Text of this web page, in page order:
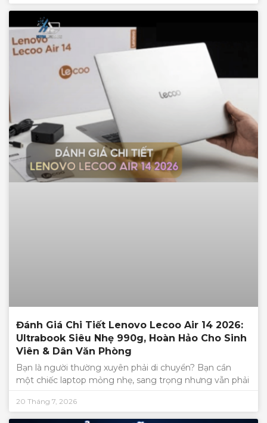
Đánh Giá Chi Tiết Lenovo Lecoo Air 14 2026:
Ultrabook Siêu Nhẹ 990g, Hoàn Hảo Cho Sinh
Viên & Dân Văn Phòng
Bạn là người thường xuyên phải di chuyển? Bạn cần
một chiếc laptop mỏng nhẹ, sang trọng nhưng vẫn phải
20 Tháng 7, 2026